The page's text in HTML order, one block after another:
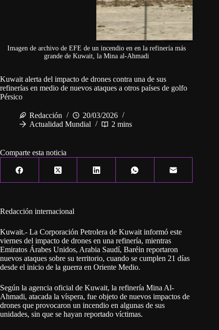
Imagen de archivo de EFE de un incendio en en la refinería más
grande de Kuwait, la Mina al-Ahmadi
Kuwait alerta del impacto de drones contra una de sus
refinerías en medio de nuevos ataques a otros países de golfo
Pérsico
Redacción
20/03/2026
Actualidad Mundial
2 mins
Comparte esta noticia
Redacción internacional
Kuwait.- La Corporación Petrolera de Kuwait informó este
viernes del impacto de drones en una refinería, mientras
Emiratos Árabes Unidos, Arabia Saudí, Baréin reportaron
nuevos ataques sobre su territorio, cuando se cumplen 21 días
desde el inicio de la guerra en Oriente Medio.
Según la agencia oficial de Kuwait, la refinería Mina Al-
Ahmadi, atacada la víspera, fue objeto de nuevos impactos de
drones que provocaron un incendio en algunas de sus
unidades, sin que se hayan reportado víctimas.